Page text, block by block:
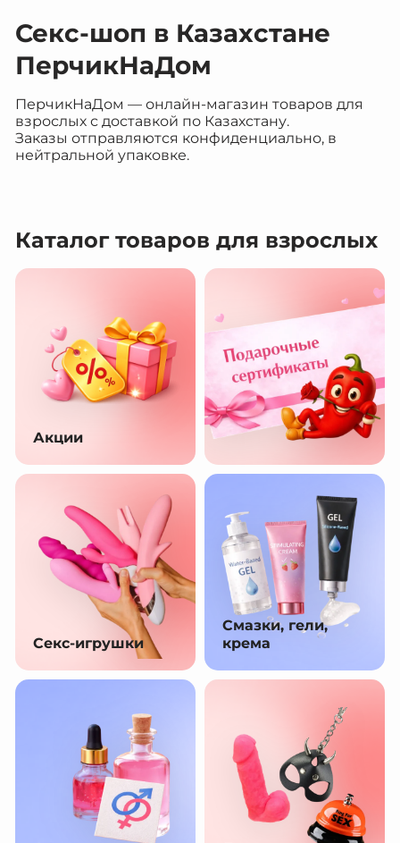
Секс-шоп в Казахстане
ПерчикНаДом
ПерчикНаДом — онлайн-магазин товаров для
взрослых с доставкой по Казахстану.
Заказы отправляются конфиденциально, в
нейтральной упаковке.
Каталог товаров для взрослых
Акции
Секс-игрушки
Смазки, гели,
крема